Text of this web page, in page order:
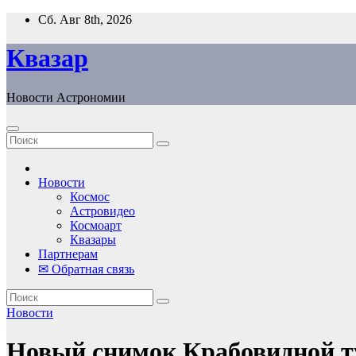
Перейти
содержанию
Сб. Авг 8th, 2026
Квазар
Новости Астрономии
Новости
Космос
Астровидео
Космоарт
Квазары
Партнерам
✉ Обратная связь
Новости